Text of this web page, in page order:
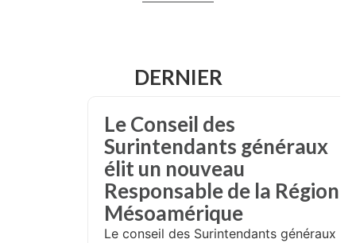
DERNIER
Le Conseil des
Surintendants généraux
élit un nouveau
Responsable de la Région
Mésoamérique
Le conseil des Surintendants généraux a